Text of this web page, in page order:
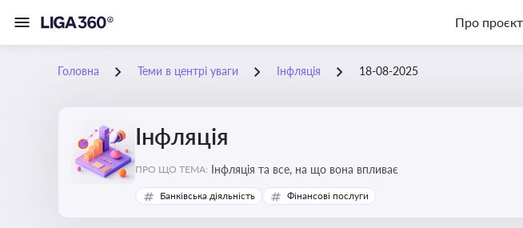
Про проєкт
Головна Теми в центрі уваги Інфляція 18-08-2025
Інфляція
ПРО ЩО ТЕМА: Інфляція та все, на що вона впливає
Банківська діяльність Фінансові послуги